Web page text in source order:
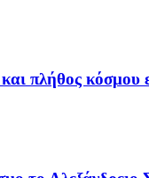
πλήθος